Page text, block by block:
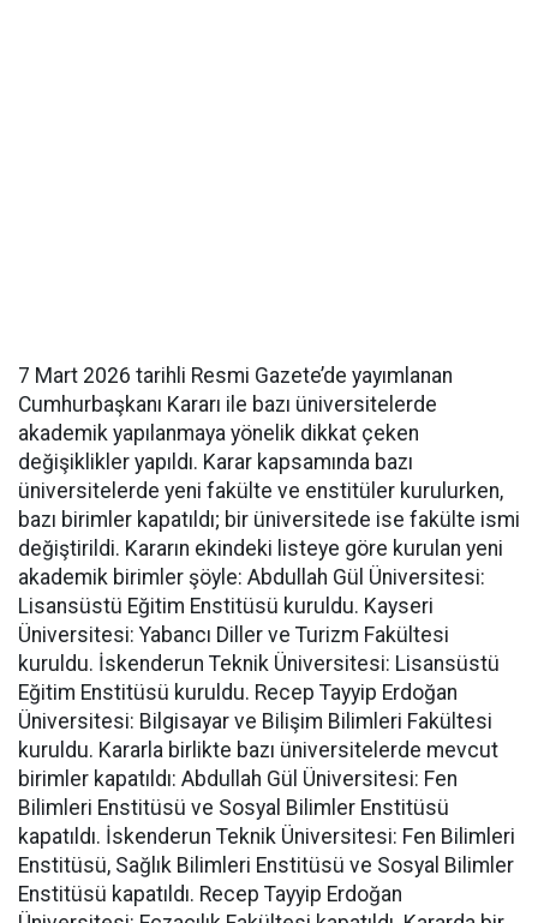
7 Mart 2026 tarihli Resmi Gazete’de yayımlanan
Cumhurbaşkanı Kararı ile bazı üniversitelerde
akademik yapılanmaya yönelik dikkat çeken
değişiklikler yapıldı. Karar kapsamında bazı
üniversitelerde yeni fakülte ve enstitüler kurulurken,
bazı birimler kapatıldı; bir üniversitede ise fakülte ismi
değiştirildi. Kararın ekindeki listeye göre kurulan yeni
akademik birimler şöyle: Abdullah Gül Üniversitesi:
Lisansüstü Eğitim Enstitüsü kuruldu. Kayseri
Üniversitesi: Yabancı Diller ve Turizm Fakültesi
kuruldu. İskenderun Teknik Üniversitesi: Lisansüstü
Eğitim Enstitüsü kuruldu. Recep Tayyip Erdoğan
Üniversitesi: Bilgisayar ve Bilişim Bilimleri Fakültesi
kuruldu. Kararla birlikte bazı üniversitelerde mevcut
birimler kapatıldı: Abdullah Gül Üniversitesi: Fen
Bilimleri Enstitüsü ve Sosyal Bilimler Enstitüsü
kapatıldı. İskenderun Teknik Üniversitesi: Fen Bilimleri
Enstitüsü, Sağlık Bilimleri Enstitüsü ve Sosyal Bilimler
Enstitüsü kapatıldı. Recep Tayyip Erdoğan